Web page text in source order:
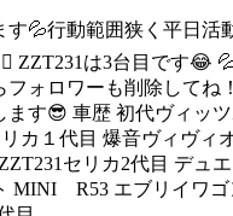
す💦行動範囲狭く平日
ZZT231は3台目です😂
フォロワーも削除してね
ます😎 車歴 初代ヴィッ
カ１代目 爆音ヴィヴィ
セリカ2代目 デュ
MINI R53 エブリイワゴ